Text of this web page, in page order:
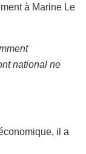
à Marine Le
national ne
il a